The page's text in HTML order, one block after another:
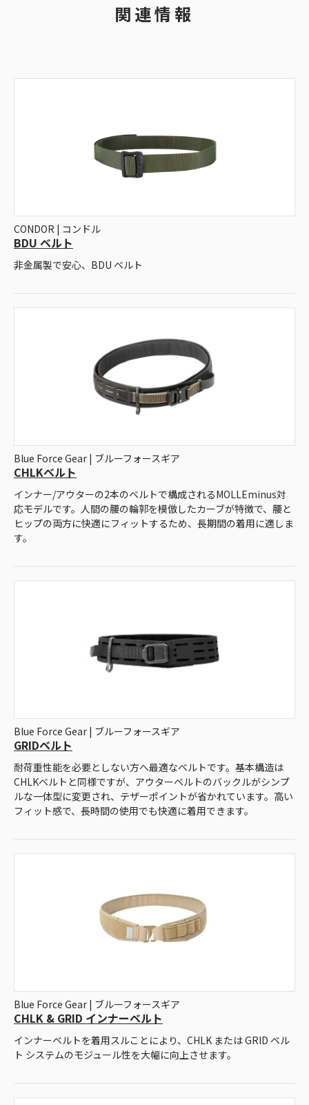
関連情報
CONDOR | コンドル
BDU ベルト
非金属製で安心、BDU ベルト
Blue Force Gear | ブルーフォースギア
CHLKベルト
インナー/アウターの2本のベルトで構成されるMOLLEminus対
応モデルです。人間の腰の輪郭を模倣したカーブが特徴で、腰と
ヒップの両方に快適にフィットするため、長期間の着用に適しま
す。
Blue Force Gear | ブルーフォースギア
GRIDベルト
耐荷重性能を必要としない方へ最適なベルトです。基本構造は
CHLKベルトと同様ですが、アウターベルトのバックルがシンプ
ルな一体型に変更され、テザーポイントが省かれています。高い
フィット感で、長時間の使用でも快適に着用できます。
Blue Force Gear | ブルーフォースギア
CHLK & GRID インナーベルト
インナーベルトを着用スルことにより、CHLK または GRID ベル
ト システムのモジュール性を大幅に向上させます。